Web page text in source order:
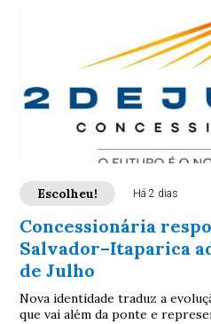
Escolheu! Há 2 dias
Concessionária
Salvador–Itaparica
de Julho
Nova identidade traduz a
que vai além da ponte e